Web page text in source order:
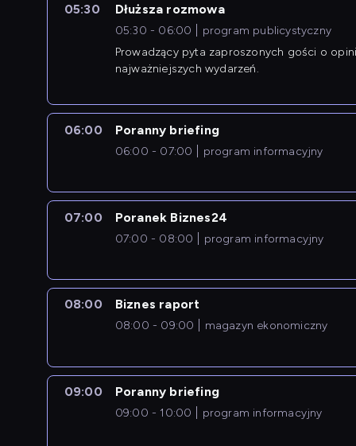
05:30 Dłuższa rozmowa
05:30 - 06:00
program publicystyczny
Prowadzący pyta zaproszonych gości o
najważniejszych wydarzeń.
06:00 Poranny briefing
06:00 - 07:00 program informacyjny
07:00 Poranek Biznes24
07:00 - 08:00 program informacyjny
08:00 Biznes raport
08:00 - 09:00 magazyn ekonomiczny
09:00 Poranny briefing
09:00 - 10:00 program informacyjny